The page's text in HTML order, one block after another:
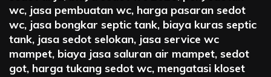
wc, jasa pembuatan wc, harga pasaran sedot
wc, jasa bongkar septic tank, biaya kuras septic
tank, jasa sedot selokan, jasa service wc
mampet, biaya jasa saluran air mampet, sedot
got, harga tukang sedot wc, mengatasi kloset